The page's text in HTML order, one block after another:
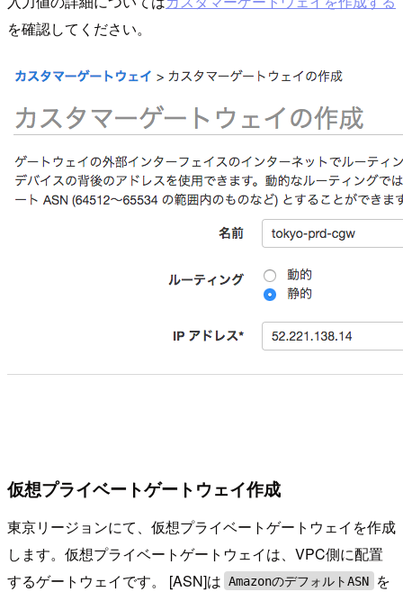
を確認してください。
仮想プライベートゲートウェイ作成
東京リージョンにて、仮想プライベートゲートウェイを作成
します。仮想プライベートゲートウェイは、VPC側に配置
するゲートウェイです。 [ASN]は AmazonのデフォルトASN
を